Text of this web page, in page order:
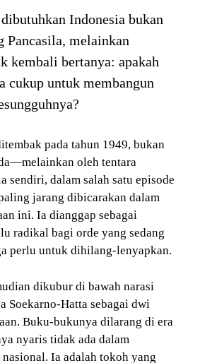
Indonesia bukan
Pancasila, melainkan
kembali bertanya: apakah
cukup untuk membangun
pada tahun 1949, bukan
oleh tentara
sendiri, dalam salah satu episode
jarang dibicarakan dalam
ini. Ia dianggap sebagai
radikal bagi orde yang sedang
perlu untuk dihilang-lenyapkan.
dikubur di bawah narasi
Soekarno-Hatta sebagai dwi
Buku-bukunya dilarang di era
nyaris tidak ada dalam
Ia adalah tokoh yang